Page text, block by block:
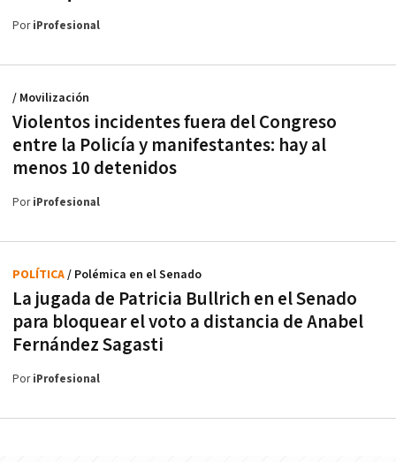
PoriProfesional
Violentos incidentes fuera del Congreso
entre la Policía y manifestantes: hay al
menos 10 detenidos
/ Movilización
PoriProfesional
La jugada de Patricia Bullrich en el Senado
para bloquear el voto a distancia de Anabel
Fernández Sagasti
POLÍTICA/ Polémica en el Senado
PoriProfesional